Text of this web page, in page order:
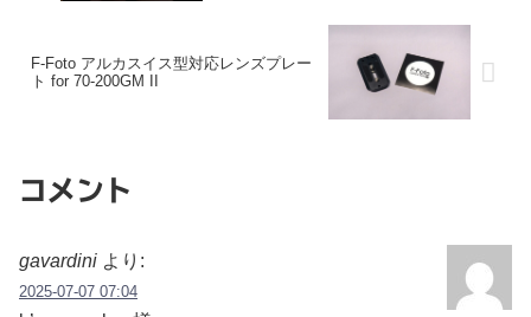
F-Foto アルカスイス型対応レンズプレー
ト for 70-200GM II
コメント
gavardini より:
2025-07-07 07:04